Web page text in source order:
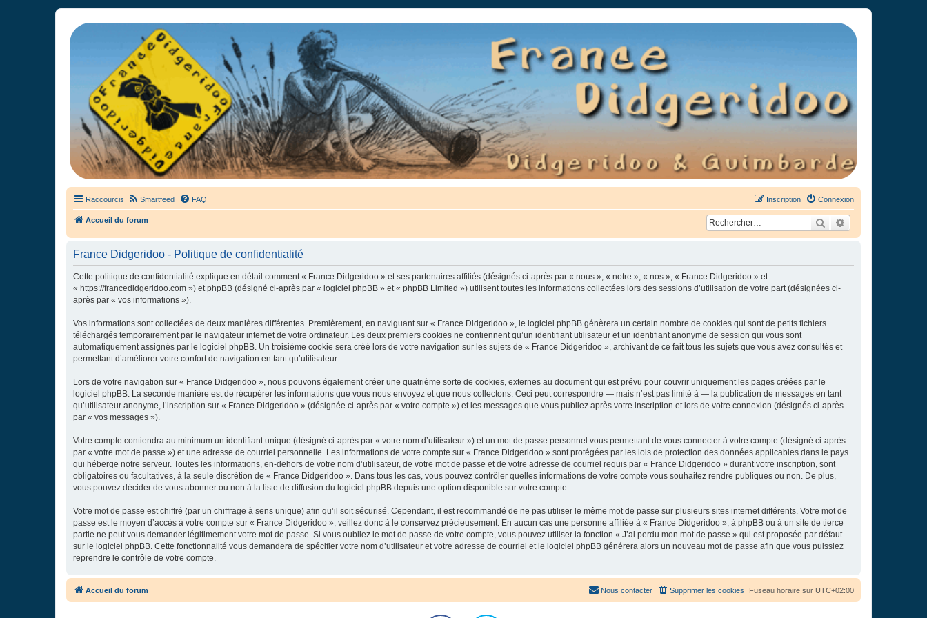
France Didgeridoo
Didgeridoo et Guimbarde sur France Didgeridoo - retrouvez la communauté.
Raccourcis Smartfeed FAQ Connexion
Inscription
Accueil du forum Rechercher
France Didgeridoo - Politique de confidentialité
Cette politique de confidentialité explique en détail comment « France Didgeridoo » et ses partenaires affiliés (désignés ci-après par « nous », « notre », « nos », « France Didgeridoo » et
« https://francedidgeridoo.com ») et phpBB (désigné ci-après par « logiciel phpBB » et « phpBB Limited ») utilisent toutes les informations collectées lors des sessions d’utilisation de votre part (désignées ci-
après par « vos informations »).
Vos informations sont collectées de deux manières différentes. Premièrement, en naviguant sur « France Didgeridoo », le logiciel phpBB génèrera un certain nombre de cookies qui sont de petits fichiers
téléchargés temporairement par le navigateur internet de votre ordinateur. Les deux premiers cookies ne contiennent qu’un identifiant utilisateur et un identifiant anonyme de session qui vous sont
automatiquement assignés par le logiciel phpBB. Un troisième cookie sera créé lors de votre navigation sur les sujets de « France Didgeridoo », archivant de ce fait tous les sujets que vous avez consultés et
permettant d’améliorer votre confort de navigation en tant qu’utilisateur.
Lors de votre navigation sur « France Didgeridoo », nous pouvons également créer une quatrième sorte de cookies, externes au document qui est prévu pour couvrir uniquement les pages créées par le
logiciel phpBB. La seconde manière est de récupérer les informations que vous nous envoyez et que nous collectons. Ceci peut correspondre — mais n’est pas limité à — la publication de messages en tant
qu’utilisateur anonyme, l’inscription sur « France Didgeridoo » (désignée ci-après par « votre compte ») et les messages que vous publiez après votre inscription et lors de votre connexion (désignés ci-après
par « vos messages »).
Votre compte contiendra au minimum un identifiant unique (désigné ci-après par « votre nom d’utilisateur ») et un mot de passe personnel vous permettant de vous connecter à votre compte (désigné ci-après
par « votre mot de passe ») et une adresse de courriel personnelle. Les informations de votre compte sur « France Didgeridoo » sont protégées par les lois de protection des données applicables dans le pays
qui héberge notre serveur. Toutes les informations, en-dehors de votre nom d’utilisateur, de votre mot de passe et de votre adresse de courriel requis par « France Didgeridoo » durant votre inscription, sont
obligatoires ou facultatives, à la seule discrétion de « France Didgeridoo ». Dans tous les cas, vous pouvez contrôler quelles informations de votre compte vous souhaitez rendre publiques ou non. De plus,
vous pouvez décider de vous abonner ou non à la liste de diffusion du logiciel phpBB depuis une option disponible sur votre compte.
Votre mot de passe est chiffré (par un chiffrage à sens unique) afin qu’il soit sécurisé. Cependant, il est recommandé de ne pas utiliser le même mot de passe sur plusieurs sites internet différents. Votre mot de
passe est le moyen d’accès à votre compte sur « France Didgeridoo », veillez donc à le conservez précieusement. En aucun cas une personne affiliée à « France Didgeridoo », à phpBB ou à un site de tierce
partie ne peut vous demander légitimement votre mot de passe. Si vous oubliez le mot de passe de votre compte, vous pouvez utiliser la fonction « J’ai perdu mon mot de passe » qui est proposée par défaut
sur le logiciel phpBB. Cette fonctionnalité vous demandera de spécifier votre nom d’utilisateur et votre adresse de courriel et le logiciel phpBB générera alors un nouveau mot de passe afin que vous puissiez
reprendre le contrôle de votre compte.
Accueil du forum Fuseau horaire sur UTC+02:00
Supprimer les cookies
Nous contacter